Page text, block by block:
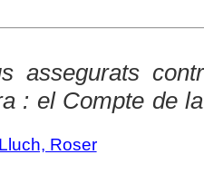
assegurats
: el Compte de
Roser